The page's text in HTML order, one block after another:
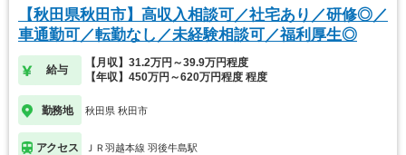
【秋田県秋田市】高収入相談可／社宅あり／研修◎／
車通勤可／転勤なし／未経験相談可／福利厚生◎
給与
【月収】31.2万円～39.9万円程度
【年収】450万円～620万円程度 程度
勤務地 秋田県 秋田市
アクセス ＪＲ羽越本線 羽後牛島駅